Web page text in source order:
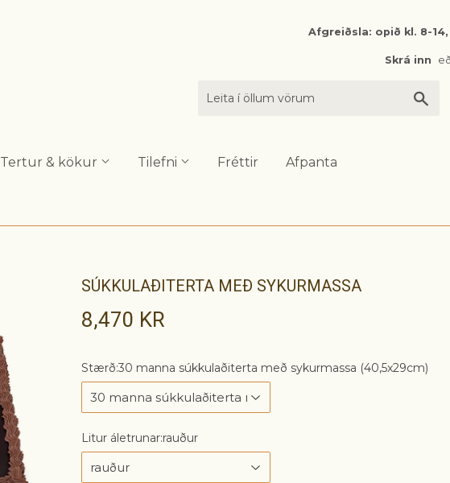
Afgreiðsla: opið kl. 8-
Skrá inn
Tertur & kökur Tilefni Fréttir Afpanta
SÚKKULAÐITERTA MEÐ SYKURMASSA
8,470 KR
Stærð:30 manna súkkulaðiterta með sykurmassa (40,5x29cm)
Litur áletrunar:rauður